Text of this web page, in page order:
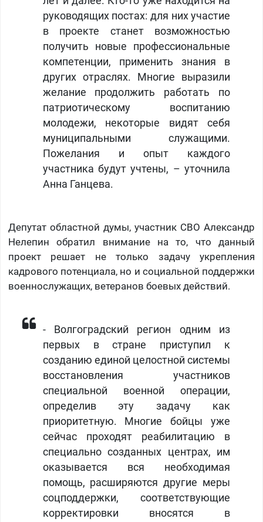
руководящих постах: для них участие
в проекте станет возможностью
получить новые профессиональные
компетенции, применить знания в
других отраслях. Многие выразили
желание продолжить работать по
патриотическому воспитанию
молодежи, некоторые видят себя
муниципальными служащими.
Пожелания и опыт каждого
участника будут учтены, – уточнила
Анна Ганцева.
Депутат областной думы, участник СВО Александр
Нелепин обратил внимание на то, что данный
проект решает не только задачу укрепления
кадрового потенциала, но и социальной поддержки
военнослужащих, ветеранов боевых действий.
- Волгоградский регион одним из
первых в стране приступил к
созданию единой целостной системы
восстановления участников
специальной военной операции,
определив эту задачу как
приоритетную. Многие бойцы уже
сейчас проходят реабилитацию в
специально созданных центрах, им
оказывается вся необходимая
помощь, расширяются другие меры
соцподдержки, соответствующие
корректировки вносятся в